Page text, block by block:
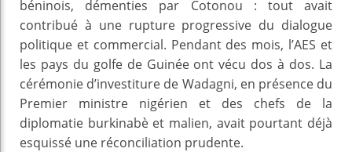
béninois, démenties par Cotonou : tout avait
contribué à une rupture progressive du dialogue
politique et commercial. Pendant des mois, l’AES et
les pays du golfe de Guinée ont vécu dos à dos. La
cérémonie d’investiture de Wadagni, en présence du
Premier ministre nigérien et des chefs de la
diplomatie burkinabè et malien, avait pourtant déjà
esquissé une réconciliation prudente.